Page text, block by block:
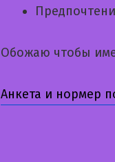
Обожаю чтобы
Анкета и нормер